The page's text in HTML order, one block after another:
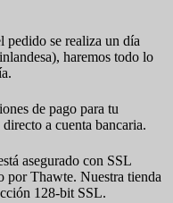
pedido se realiza un día
haremos todo lo
de pago para tu
a cuenta bancaria.
asegurado con SSL
por Thawte. Nuestra tienda
128-bit SSL.